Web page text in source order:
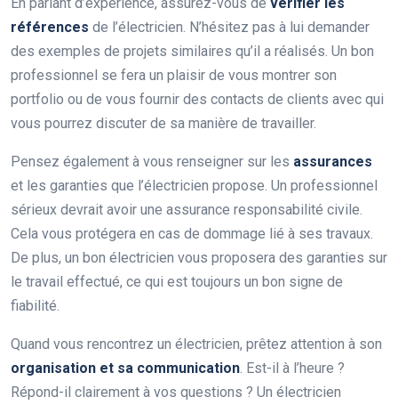
références de l’électricien. N’hésitez pas à lui demander
des exemples de projets similaires qu’il a réalisés. Un bon
professionnel se fera un plaisir de vous montrer son
portfolio ou de vous fournir des contacts de clients avec qui
vous pourrez discuter de sa manière de travailler.
Pensez également à vous renseigner sur les assurances
et les garanties que l’électricien propose. Un professionnel
sérieux devrait avoir une assurance responsabilité civile.
Cela vous protégera en cas de dommage lié à ses travaux.
De plus, un bon électricien vous proposera des garanties sur
le travail effectué, ce qui est toujours un bon signe de
fiabilité.
Quand vous rencontrez un électricien, prêtez attention à son
organisation et sa communication . Est-il à l’heure ?
Répond-il clairement à vos questions ? Un électricien